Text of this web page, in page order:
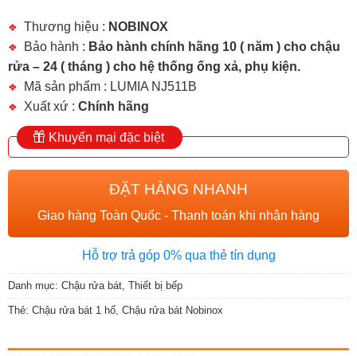
Thương hiệu : NOBINOX
Bảo hành : Bảo hành chính hãng 10 ( năm ) cho chậu
rửa – 24 ( tháng ) cho hệ thống ống xả, phụ kiện.
Mã sản phẩm : LUMIA NJ511B
Xuất xứ : Chính hãng
Khuyến mại đặc biệt
ĐẶT HÀNG NHANH
Giao hàng Toàn Quốc - Thanh toán khi nhận hàng
Hỗ trợ trả góp 0% qua thẻ tín dụng
Danh mục: Chậu rửa bát, Thiết bị bếp
Thẻ: Chậu rửa bát 1 hố, Chậu rửa bát Nobinox